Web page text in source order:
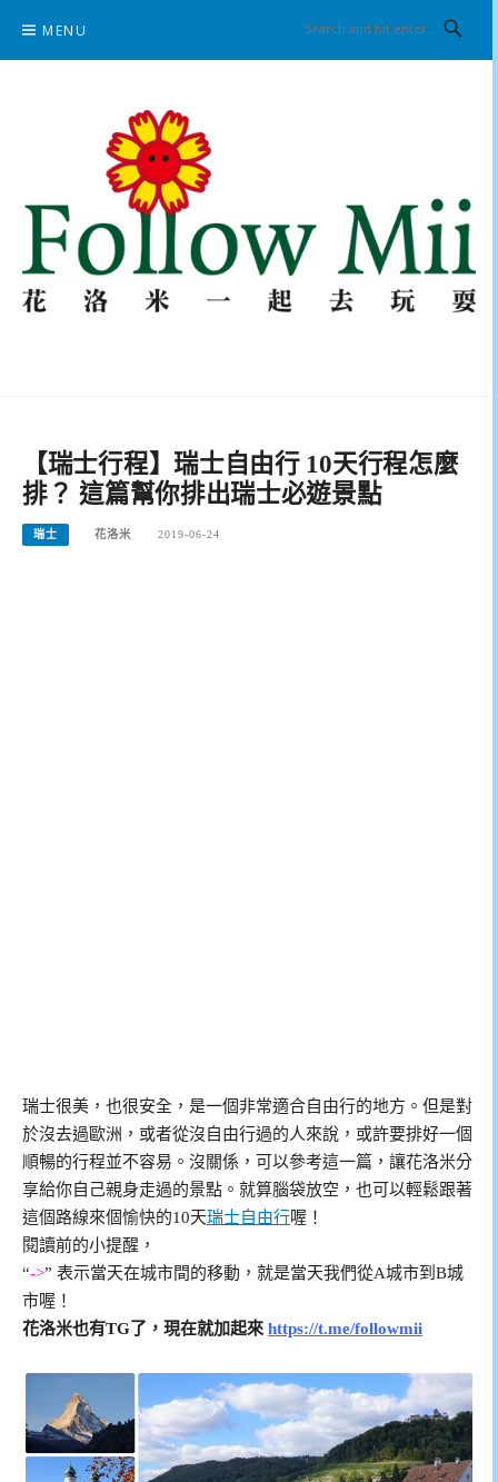
content
MENU
【瑞士行程】瑞士自由行 10天行程怎麼
排？ 這篇幫你排出瑞士必遊景點
瑞士 花洛米 2019-06-24
瑞士很美，也很安全，是一個非常適合自由行的地方。但是對
於沒去過歐洲，或者從沒自由行過的人來說，或許要排好一個
順暢的行程並不容易。沒關係，可以參考這一篇，讓花洛米分
享給你自己親身走過的景點。就算腦袋放空，也可以輕鬆跟著
這個路線來個愉快的10天瑞士自由行喔！
閱讀前的小提醒，
“->” 表示當天在城市間的移動，就是當天我們從A城市到B城
市喔！
花洛米也有TG了，現在就加起來 https://t.me/followmii